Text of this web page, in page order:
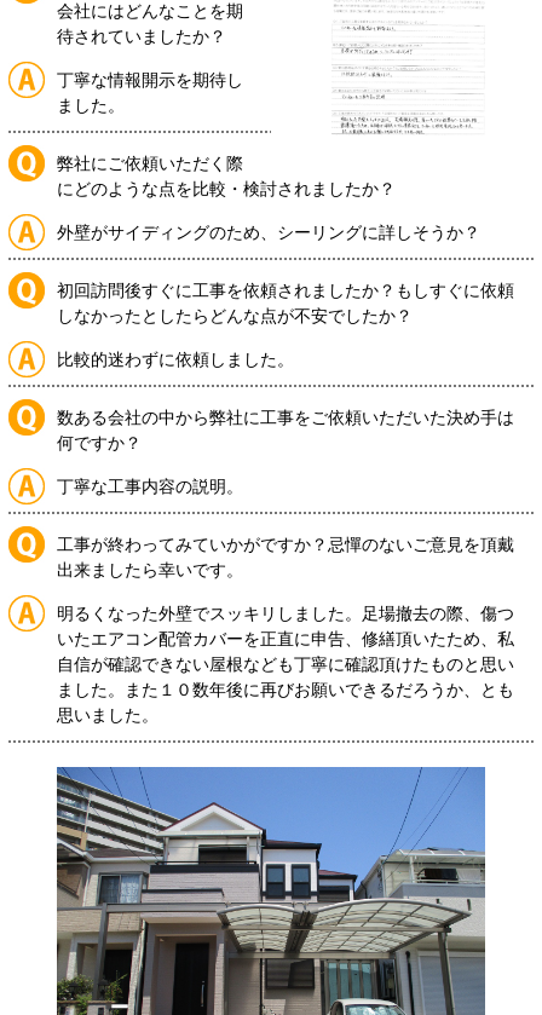
会社にはどんなことを期
待されていましたか？
丁寧な情報開示を期待し
ました。
弊社にご依頼いただく際
にどのような点を比較・検討されましたか？
外壁がサイディングのため、シーリングに詳しそうか？
初回訪問後すぐに工事を依頼されましたか？もしすぐに依頼
しなかったとしたらどんな点が不安でしたか？
比較的迷わずに依頼しました。
数ある会社の中から弊社に工事をご依頼いただいた決め手は
何ですか？
丁寧な工事内容の説明。
工事が終わってみていかがですか？忌憚のないご意見を頂戴
出来ましたら幸いです。
明るくなった外壁でスッキリしました。足場撤去の際、傷つ
いたエアコン配管カバーを正直に申告、修繕頂いたため、私
自信が確認できない屋根なども丁寧に確認頂けたものと思い
ました。また１０数年後に再びお願いできるだろうか、とも
思いました。